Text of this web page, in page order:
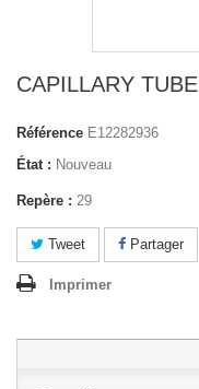
CAPILLARY TUBE
Référence E12282936
État : Nouveau
Repère : 29
Tweet Partager
Imprimer